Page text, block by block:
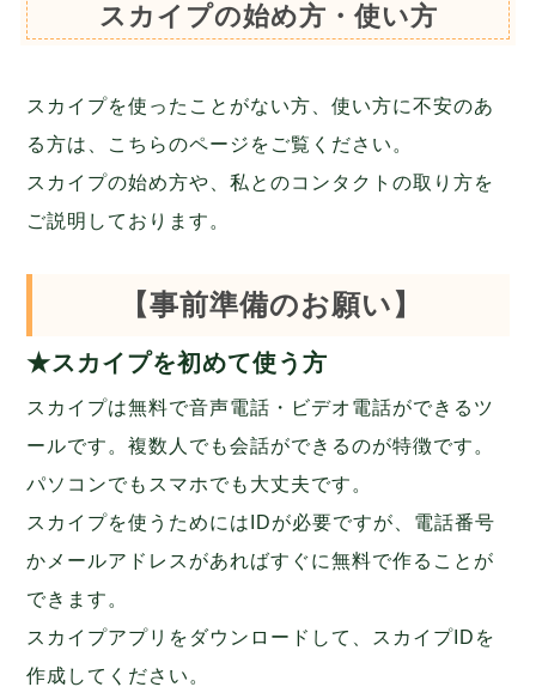
スカイプの始め方・使い方
スカイプを使ったことがない方、使い方に不安のあ
る方は、こちらのページをご覧ください。
スカイプの始め方や、私とのコンタクトの取り方を
ご説明しております。
【事前準備のお願い】
★スカイプを初めて使う方
スカイプは無料で音声電話・ビデオ電話ができるツ
ールです。複数人でも会話ができるのが特徴です。
パソコンでもスマホでも大丈夫です。
スカイプを使うためにはIDが必要ですが、電話番号
かメールアドレスがあればすぐに無料で作ることが
できます。
スカイプアプリをダウンロードして、スカイプIDを
作成してください。